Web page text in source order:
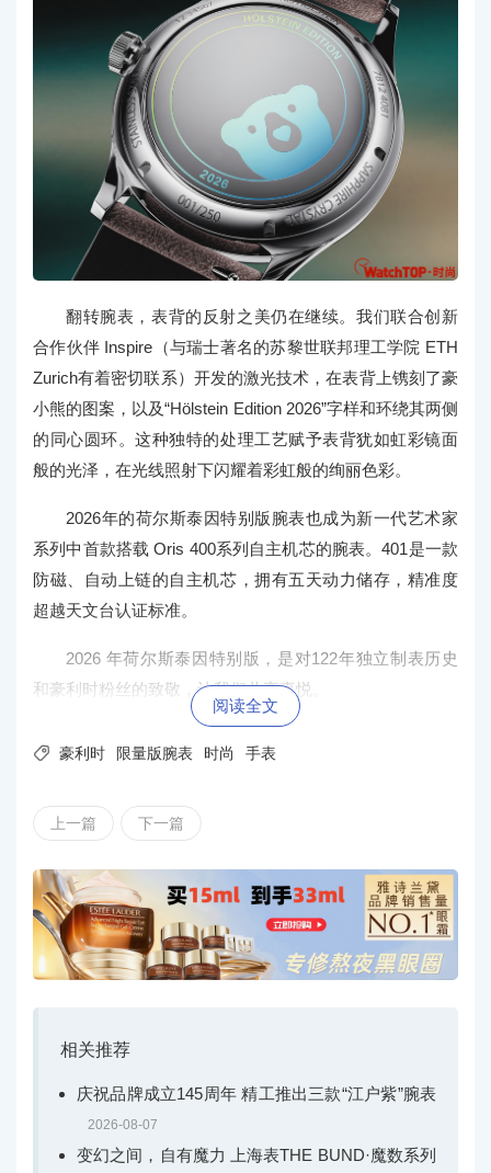
翻转腕表，表背的反射之美仍在继续。我们联合创新
合作伙伴 Inspire（与瑞士著名的苏黎世联邦理工学院 ETH
Zurich有着密切联系）开发的激光技术，在表背上镌刻了豪
小熊的图案，以及“Hölstein Edition 2026”字样和环绕其两侧
的同心圆环。这种独特的处理工艺赋予表背犹如虹彩镜面
般的光泽，在光线照射下闪耀着彩虹般的绚丽色彩。
2026年的荷尔斯泰因特别版腕表也成为新一代艺术家
系列中首款搭载 Oris 400系列自主机芯的腕表。401是一款
防磁、自动上链的自主机芯，拥有五天动力储存，精准度
超越天文台认证标准。
2026 年荷尔斯泰因特别版，是对122年独立制表历史
和豪利时粉丝的致敬，让我们共享喜悦。
阅读全文
 豪利时 限量版腕表 时尚 手表
上一篇 下一篇
相关推荐
庆祝品牌成立145周年 精工推出三款“江户紫”腕表
2026-08-07
变幻之间，自有魔力 上海表THE BUND·魔数系列